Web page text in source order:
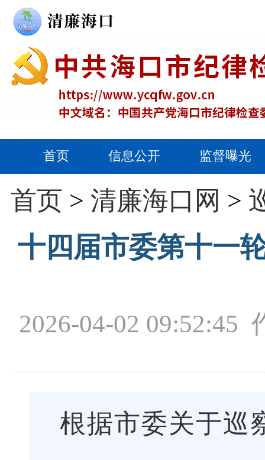
首页 信息公开 监督曝光
首页 > 清廉海口网 >
十四届市委第十一
2026-04-02
根据市委关于巡